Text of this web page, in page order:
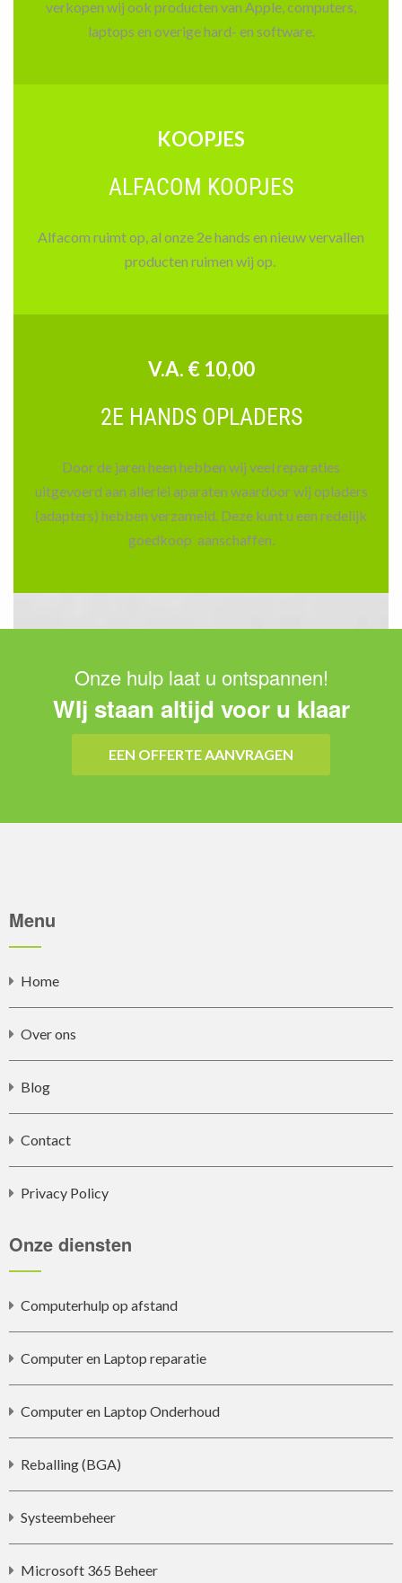
verkopen wij ook producten van Apple, computers,
laptops en overige hard- en software.
KOOPJES
ALFACOM KOOPJES
Alfacom ruimt op, al onze 2e hands en nieuw vervallen
producten ruimen wij op.
V.A. € 10,00
2E HANDS OPLADERS
Door de jaren heen hebben wij veel reparaties
uitgevoerd aan allerlei aparaten waardoor wij opladers
(adapters) hebben verzameld. Deze kunt u een redelijk
goedkoop aanschaffen.
Onze hulp laat u ontspannen!
WIj staan altijd voor u klaar
EEN OFFERTE AANVRAGEN
Menu
Home
Over ons
Blog
Contact
Privacy Policy
Onze diensten
Computerhulp op afstand
Computer en Laptop reparatie
Computer en Laptop Onderhoud
Reballing (BGA)
Systeembeheer
Microsoft 365 Beheer